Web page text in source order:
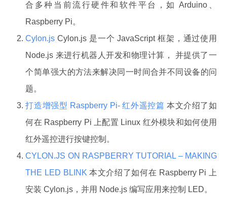
合多种当前流行硬件和软件平台，如 Arduino、
Raspberry Pi。
Cylon.jsCylon.js 是一个 JavaScript 框架，通过使用
Node.js 来进行机器人开发和物理计算， 并提供了一
个简单强大的方法来解决同一时间合并不同设备的问
题。
打造增强型 Raspberry Pi- 红外遥控篇 本文介绍了如
何在 Raspberry Pi 上配置 Linux 红外模块和如何使用
红外遥控进行按键控制。
CYLON.JS ON RASPBERRY TUTORIAL – MAKING
THE LED BLINK本文介绍了如何在 Raspberry Pi 上
安装 Cylon.js，并用 Node.js 编写应用来控制 LED。